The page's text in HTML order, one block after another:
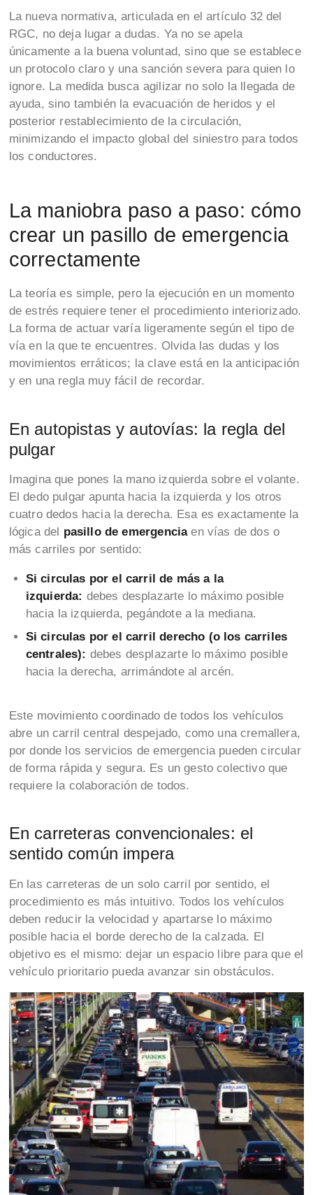
La nueva normativa, articulada en el artículo 32 del
RGC, no deja lugar a dudas. Ya no se apela
únicamente a la buena voluntad, sino que se establece
un protocolo claro y una sanción severa para quien lo
ignore. La medida busca agilizar no solo la llegada de
ayuda, sino también la evacuación de heridos y el
posterior restablecimiento de la circulación,
minimizando el impacto global del siniestro para todos
los conductores.
La maniobra paso a paso: cómo
crear un pasillo de emergencia
correctamente
La teoría es simple, pero la ejecución en un momento
de estrés requiere tener el procedimiento interiorizado.
La forma de actuar varía ligeramente según el tipo de
vía en la que te encuentres. Olvida las dudas y los
movimientos erráticos; la clave está en la anticipación
y en una regla muy fácil de recordar.
En autopistas y autovías: la regla del
pulgar
Imagina que pones la mano izquierda sobre el volante.
El dedo pulgar apunta hacia la izquierda y los otros
cuatro dedos hacia la derecha. Esa es exactamente la
lógica del pasillo de emergenciaen vías de dos o
más carriles por sentido:
Si circulas por el carril de más a la
izquierda: debes desplazarte lo máximo posible
hacia la izquierda, pegándote a la mediana.
Si circulas por el carril derecho (o los carriles
centrales): debes desplazarte lo máximo posible
hacia la derecha, arrimándote al arcén.
Este movimiento coordinado de todos los vehículos
abre un carril central despejado, como una cremallera,
por donde los servicios de emergencia pueden circular
de forma rápida y segura. Es un gesto colectivo que
requiere la colaboración de todos.
En carreteras convencionales: el
sentido común impera
En las carreteras de un solo carril por sentido, el
procedimiento es más intuitivo. Todos los vehículos
deben reducir la velocidad y apartarse lo máximo
posible hacia el borde derecho de la calzada. El
objetivo es el mismo: dejar un espacio libre para que el
vehículo prioritario pueda avanzar sin obstáculos.